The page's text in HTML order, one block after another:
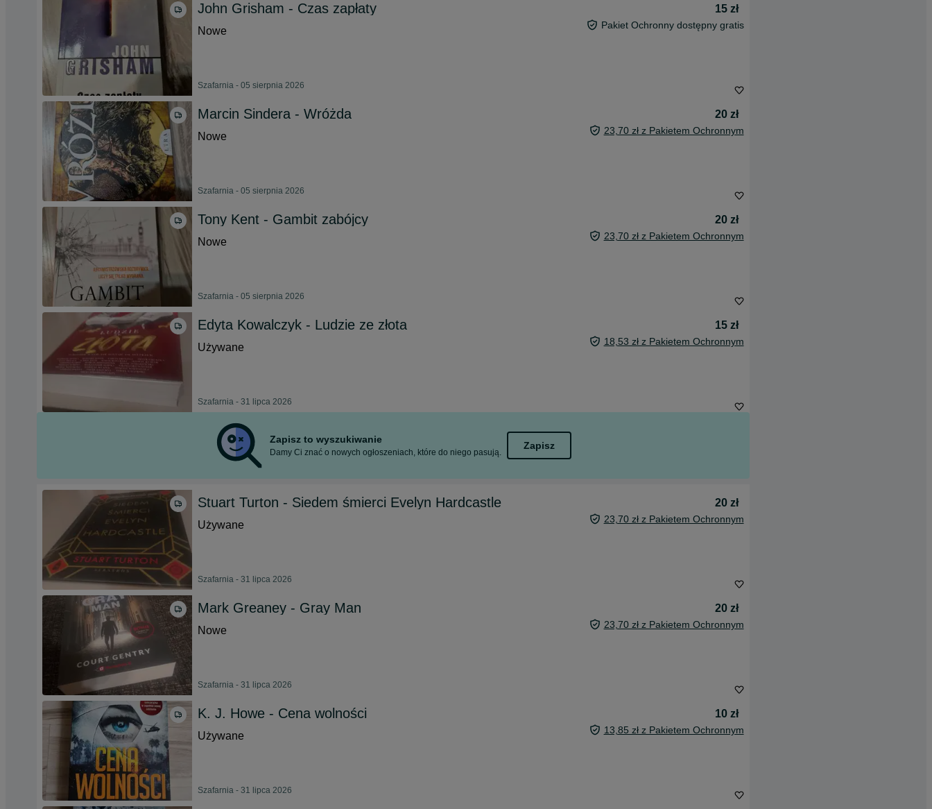
John Grisham - Czas zapłaty
15 zł
Nowe
Pakiet Ochronny dostępny gratis
Szafarnia - 05 sierpnia 2026
Marcin Sindera - Wróżda
20 zł
Nowe
23,70 zł z Pakietem Ochronnym
Szafarnia - 05 sierpnia 2026
Tony Kent - Gambit zabójcy
20 zł
Nowe
23,70 zł z Pakietem Ochronnym
Szafarnia - 05 sierpnia 2026
Edyta Kowalczyk - Ludzie ze złota
15 zł
Używane
18,53 zł z Pakietem Ochronnym
Szafarnia - 31 lipca 2026
Zapisz to wyszukiwanie
Damy Ci znać o nowych ogłoszeniach, które do niego pasują.
Zapisz
Stuart Turton - Siedem śmierci Evelyn Hardcastle
20 zł
Używane
23,70 zł z Pakietem Ochronnym
Szafarnia - 31 lipca 2026
Mark Greaney - Gray Man
20 zł
Nowe
23,70 zł z Pakietem Ochronnym
Szafarnia - 31 lipca 2026
K. J. Howe - Cena wolności
10 zł
Używane
13,85 zł z Pakietem Ochronnym
Szafarnia - 31 lipca 2026